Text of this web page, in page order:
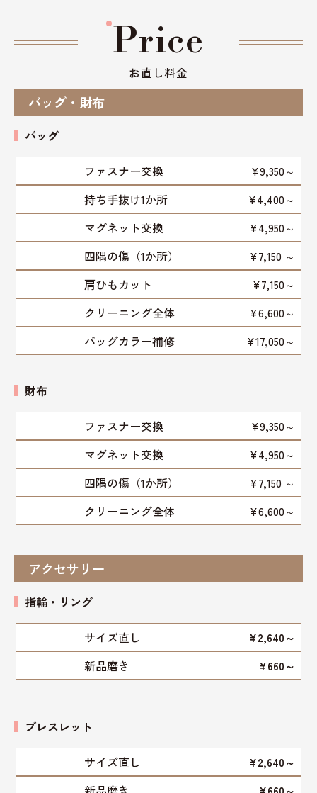
Price
お直し料金
バッグ・財布
バッグ
ファスナー交換 ¥9,350～
持ち手抜け1か所 ¥4,400～
マグネット交換 ¥4,950～
四隅の傷（1か所） ¥7,150 ～
肩ひもカット ¥7,150～
クリーニング全体 ¥6,600～
バッグカラー補修 ¥17,050～
財布
ファスナー交換 ¥9,350～
マグネット交換 ¥4,950～
四隅の傷（1か所） ¥7,150 ～
クリーニング全体 ¥6,600～
アクセサリー
指輪・リング
サイズ直し ¥2,640～
新品磨き ¥660～
ブレスレット
サイズ直し ¥2,640～